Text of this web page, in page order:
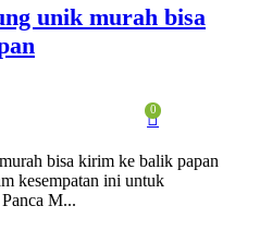
unik murah bisa
0
bisa kirim ke balik papan
kesempatan ini untuk
M...